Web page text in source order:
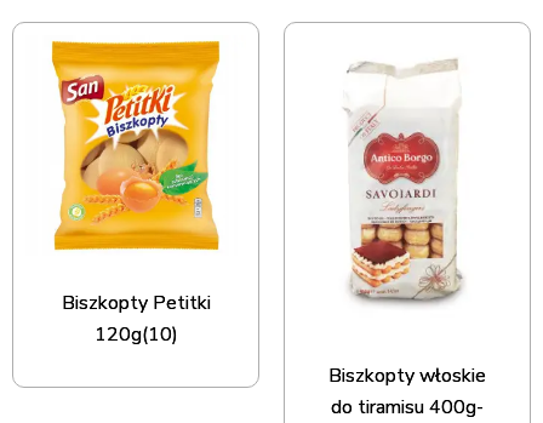
Biszkopty Petitki
120g(10)
Biszkopty włoskie
do tiramisu 400g-